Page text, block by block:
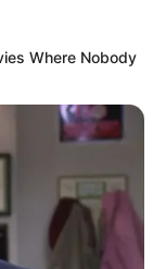
Where Nobody